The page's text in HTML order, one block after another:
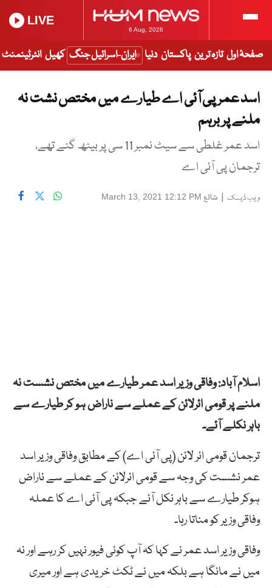
6 Aug, 2026
LIVE
صفحۂ اول تازہ ترین پاکستان دنیا ایران-اسرائیل جنگ کھیل انٹرٹینمنٹ
اسد عمر پی آئی اے طیارے میں مختص نشت نہ
ملنے پر برہم
اسد عمر غلطی سے سیٹ نمبر 11 سی پر بیٹھ گئے تھے،
ترجمان پی آئی اے
ویب ڈیسک | شائع March 13, 2021 12:12 PM
اسلام آباد: وفاقی وزیر اسد عمر طیارے میں مختص نشست نہ
ملنے پر قومی ائرلائن کے عملے سے ناراض ہو کر طیارے سے
باہر نکلے آئے۔
ترجمان قومی ائر لائن (پی آئی اے) کے مطابق وفاقی وزیر اسد
عمر نشست کی وجہ سے قومی ائرلائن کے عملے سے ناراض
ہوکر طیارے سے باہر نکل آئے جبکہ پی آئی اے کا عملہ
وفاقی وزیر کو مناتا رہا۔
وفاقی وزیر اسد عمر نے کہا کہ آپ کوئی فیور نہیں کر رہے اور نہ
میں نے مانگا ہے بلکہ میں نے ٹکٹ خریدی ہے اور میری